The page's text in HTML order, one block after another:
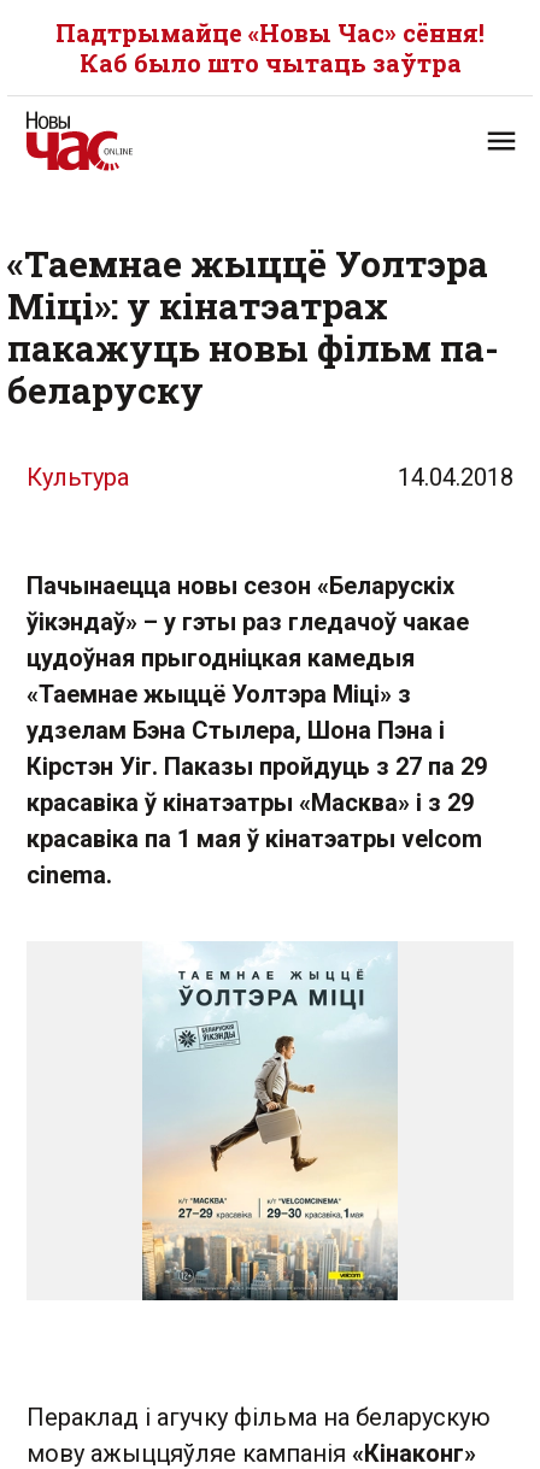
Падтрымайце «Новы Час» сёння!
Каб было што чытаць заўтра
«Таемнае жыццё Уолтэра
Міці»: у кінатэатрах
пакажуць новы фільм па-
беларуску
Культура 14.04.2018
Пачынаецца новы сезон «Беларускіх
ўікэндаў» – у гэты раз гледачоў чакае
цудоўная прыгодніцкая камедыя
«Таемнае жыццё Уолтэра Міці» з
удзелам Бэна Стылера, Шона Пэна і
Кірстэн Уіг. Паказы пройдуць з 27 па 29
красавіка ў кінатэатры «Масква» і з 29
красавіка па 1 мая ў кінатэатры velcom
cinema.
Пераклад і агучку фільма на беларускую
мову ажыццяўляе кампанія «Кінаконг»